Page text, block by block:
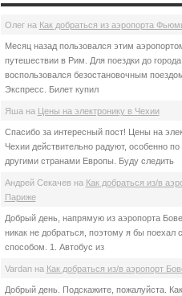
Олегна Как добраться из аэропорта
Месяц назад пользовался этим
путешествии в Рим. Для поездки до города
воспользовался безостановочным
Экспресс. Билет купил
Яша на Цены на электронику в Чехии
Спасибо за интересный пост! Цены на
Чехии действительно радуют, особенно
другими странами Европы. Буду следить
Андрей Секачев на Как добраться из/в
Париже
Добрый день, напрямую из аэропорта
никак не добраться, поэтому я бы поехал
способом. 1. Автобус из
Vardanна Как добраться из/в аэропорт
Добрый день. Подскажите, пожалуйста.